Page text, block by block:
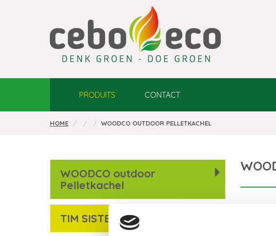
PRODUITS CONTACT
HOME WOODCO OUTDOOR PELLETKACHEL
WOODCO outdoor
Pelletkachel
TIM SISTEM fornuis